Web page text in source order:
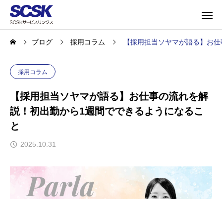
ブログ 採用コラム 【採用担当ソヤマが語る】お
採用コラム
【採用担当ソヤマが語る】お仕事の流れを解
説！初出勤から1週間でできるようになるこ
と
2025.10.31